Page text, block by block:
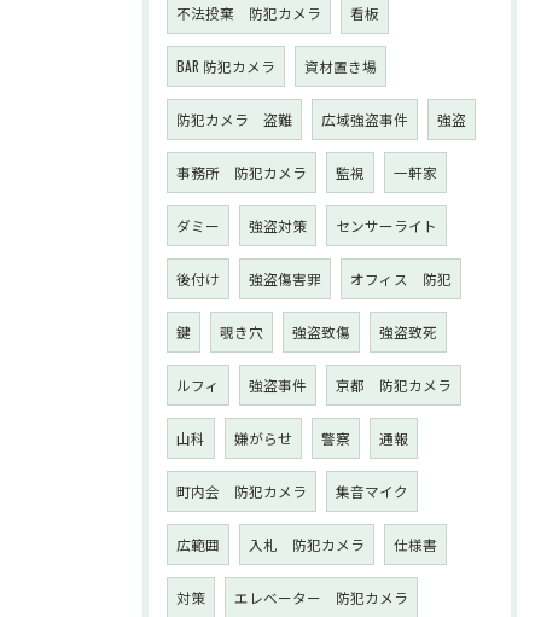
不法投棄 防犯カメラ 看板
BAR 防犯カメラ 資材置き場
防犯カメラ 盗難 広域強盗事件 強盗
事務所 防犯カメラ 監視 一軒家
ダミー 強盗対策 センサーライト
後付け 強盗傷害罪 オフィス 防犯
鍵 覗き穴 強盗致傷 強盗致死
ルフィ 強盗事件 京都 防犯カメラ
山科 嫌がらせ 警察 通報
町内会 防犯カメラ 集音マイク
広範囲 入札 防犯カメラ 仕様書
対策 エレベーター 防犯カメラ